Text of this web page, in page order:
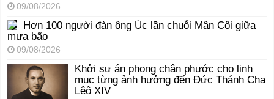
09/08/2026
Hơn 100 người đàn ông Úc lần chuỗi Mân Côi giữa
mưa bão
09/08/2026
Khởi sự án phong chân phước cho linh
mục từng ảnh hưởng đến Đức Thánh Cha
Lêô XIV